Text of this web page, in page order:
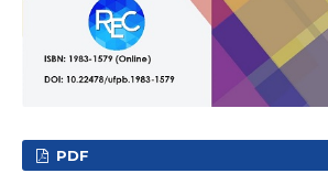
PDF